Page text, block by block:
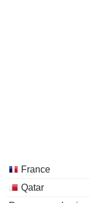
France
Qatar